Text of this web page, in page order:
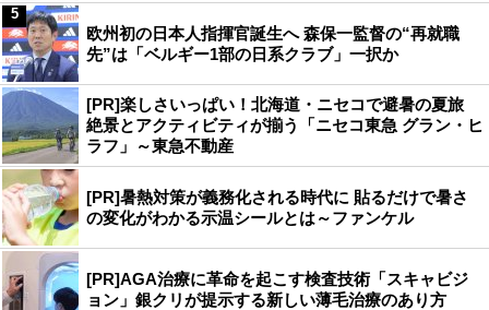
欧州初の日本人指揮官誕生へ 森保一監督の“再就職
先”は「ベルギー1部の日系クラブ」一択か
5
[PR]楽しさいっぱい！北海道・ニセコで避暑の夏旅
絶景とアクティビティが揃う「ニセコ東急 グラン・ヒ
ラフ」～東急不動産
[PR]暑熱対策が義務化される時代に 貼るだけで暑さ
の変化がわかる示温シールとは～ファンケル
[PR]AGA治療に革命を起こす検査技術「スキャビジ
ョン」銀クリが提示する新しい薄毛治療のあり方